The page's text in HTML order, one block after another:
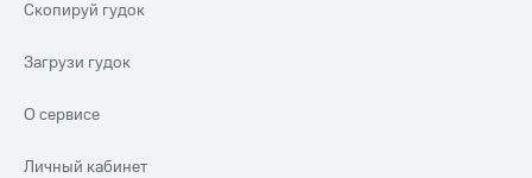
Скопируй гудок
Загрузи гудок
О сервисе
Личный кабинет